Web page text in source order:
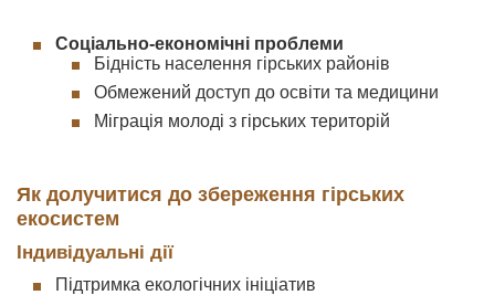
Соціально-економічні проблеми
Бідність населення гірських районів
Обмежений доступ до освіти та медицини
Міграція молоді з гірських територій
Як долучитися до збереження гірських
екосистем
Індивідуальні дії
Підтримка екологічних ініціатив